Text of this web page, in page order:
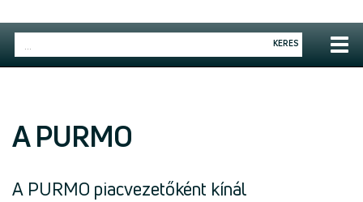
KERES
A PURMO
A PURMO piacvezetőként kínál